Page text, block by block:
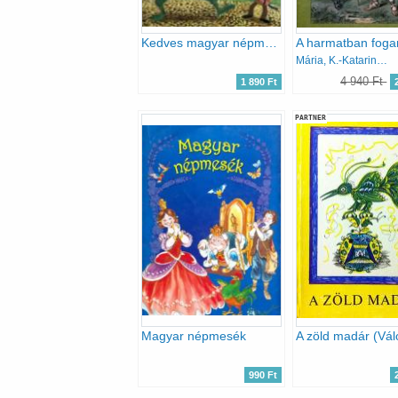
1 890 Ft
Mária, K.-Katarina, K.
4 940 Ft
Magyar népmesék
990 Ft
PARTNER